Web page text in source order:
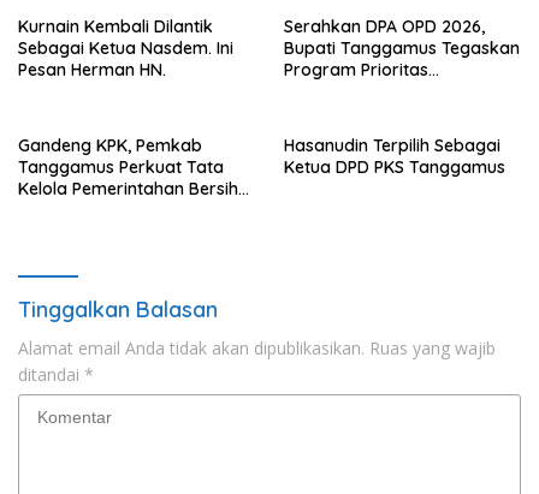
Kurnain Kembali Dilantik
Sebagai Ketua Nasdem. Ini
Pesan Herman HN.
Serahkan DPA OPD 2026,
Bupati Tanggamus Tegaskan
Program Prioritas
Gandeng KPK, Pemkab
Tanggamus Perkuat Tata
Kelola Pemerintahan Bersih
Hasanudin Terpilih Sebagai
Ketua DPD PKS Tanggamus
Tinggalkan Balasan
Alamat email Anda tidak akan dipublikasikan. Ruas yang wajib
ditandai *